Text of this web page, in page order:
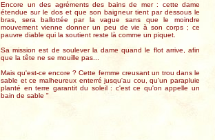
Encore un des agréments des bains de mer : cette dame
étendue sur le dos et que son baigneur tient par dessous le
bras, sera ballottée par la vague sans que le moindre
mouvement vienne donner un peu de vie à son corps ; ce
pauvre diable qui la soutient reste là comme un piquet.
Sa mission est de soulever la dame quand le flot arrive, afin
que la tête ne se mouille pas...
Mais qu'est-ce encore ? Cette femme creusant un trou dans le
sable et ce malheureux enterré jusqu'au cou, qu'un parapluie
planté en terre garantit du soleil : c'est ce qu'on appelle un
bain de sable "